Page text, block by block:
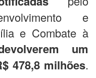
e
e Combate à
um
478,8 milhões.